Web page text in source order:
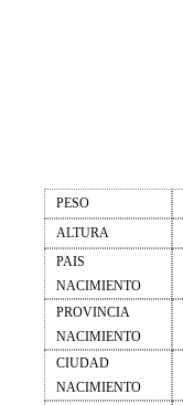
PESO
ALTURA
PAIS
NACIMIENTO
PROVINCIA
NACIMIENTO
CIUDAD
NACIMIENTO